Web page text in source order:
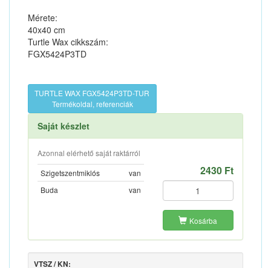
Mérete:
40x40 cm
Turtle Wax cikkszám:
FGX5424P3TD
TURTLE WAX FGX5424P3TD-TUR
Termékoldal, referenciák
Saját készlet
Azonnal elérhető saját raktárról
Szigetszentmiklós
van
Buda
van
2430 Ft
Kosárba
VTSZ / KN: